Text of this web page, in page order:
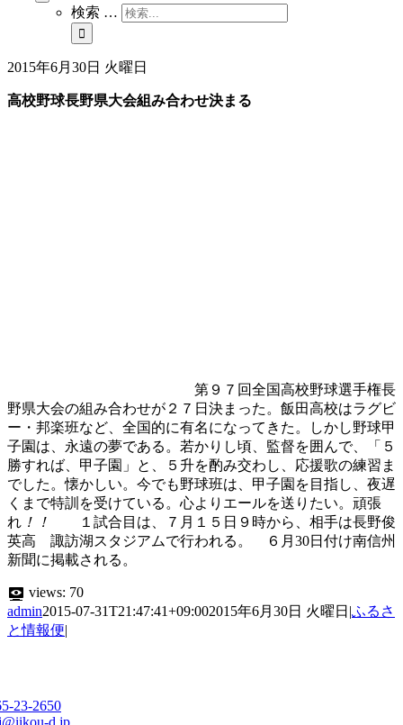
検索 …
2015年6月30日 火曜日
高校野球長野県大会組み合わせ決まる
第９７回全国高校野球選手権長
野県大会の組み合わせが２７日決まった。飯田高校はラグビ
ー・邦楽班など、全国的に有名になってきた。しかし野球甲
子園は、永遠の夢である。若かりし頃、監督を囲んで、「５
勝すれば、甲子園」と、５升を酌み交わし、応援歌の練習ま
でした。懐かしい。今でも野球班は、甲子園を目指し、夜遅
くまで特訓を受けている。心よりエールを送りたい。頑張
れ ！！
１試合目は、７月１５日９時から、相手は長野俊
英高 諏訪湖スタジアムで行われる。 ６月30日付け南信州
新聞に掲載される。
views: 70
admin2015-07-31T21:47:41+09:002015年6月30日 火曜日 |ふるさ
と情報便|
23-2650
d.jp